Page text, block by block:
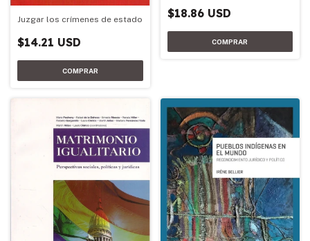
Juzgar los crímenes de estado
$14.21 USD
$18.86 USD